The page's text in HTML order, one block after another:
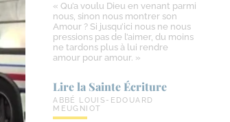
« Qu’a voulu Dieu en venant parmi
nous, sinon nous montrer son
Amour ? Si jusqu’ici nous ne nous
pressions pas de l’aimer, du moins
ne tardons plus à lui rendre
amour pour amour. »
Lire la Sainte Écriture
ABBÉ LOUIS-EDOUARD
MEUGNIOT